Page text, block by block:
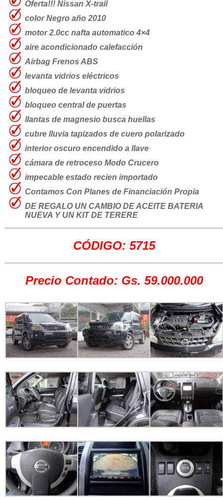
Oferta!!! Nissan X-trail
color Negro año 2010
motor 2.0cc nafta automatico 4×4
aire acondicionado calefacción
Airbag Frenos ABS
levanta vidrios eléctricos
bloqueo de levanta vidrios
bloqueo central de puertas
llantas de magnesio busca huellas
cubre lluvia tapizados de cuero polarizado
interior oscuro encendido a llave
cámara de retroceso Modo Crucero
impecable estado recien importado
Contamos Con Planes de Financiación Propia
DE REGALO UN CAMBIO DE ACEITE BATERIA
NUEVA Y UN KIT DE TERERE
CÓDIGO: 5715
Precio Contado: Gs. 59.000.000